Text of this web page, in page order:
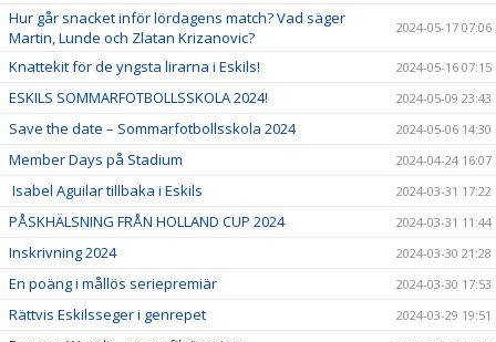
Hur går snacket inför lördagens match? Vad säger
Martin, Lunde och Zlatan Krizanovic?
2024-05-17 07:06
Knattekit för de yngsta lirarna i Eskils! 2024-05-16 07:15
ESKILS SOMMARFOTBOLLSSKOLA 2024! 2024-05-09 23:43
Save the date – Sommarfotbollsskola 2024 2024-05-06 14:30
Member Days på Stadium 2024-04-24 16:07
Isabel Aguilar tillbaka i Eskils 2024-03-31 17:22
PÅSKHÄLSNING FRÅN HOLLAND CUP 2024 2024-03-31 11:44
Inskrivning 2024 2024-03-30 21:28
En poäng i mållös seriepremiär 2024-03-30 17:53
Rättvis Eskilsseger i genrepet 2024-03-29 19:51